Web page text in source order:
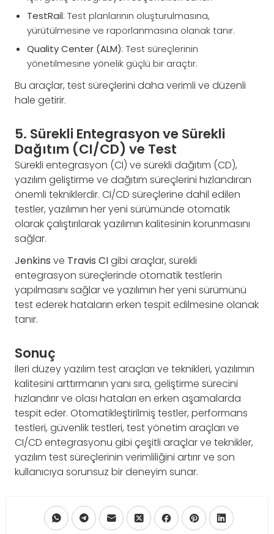
TestRail: Test planlarının oluşturulmasına,
yürütülmesine ve raporlanmasına olanak tanır.
Quality Center (ALM): Test süreçlerinin
yönetilmesine yönelik güçlü bir araçtır.
Bu araçlar, test süreçlerini daha verimli ve düzenli
hale getirir.
5. Sürekli Entegrasyon ve Sürekli
Dağıtım (CI/CD) ve Test
Sürekli entegrasyon (CI) ve sürekli dağıtım (CD),
yazılım geliştirme ve dağıtım süreçlerini hızlandıran
önemli tekniklerdir. CI/CD süreçlerine dahil edilen
testler, yazılımın her yeni sürümünde otomatik
olarak çalıştırılarak yazılımın kalitesinin korunmasını
sağlar.
Jenkins ve Travis CIgibi araçlar, sürekli
entegrasyon süreçlerinde otomatik testlerin
yapılmasını sağlar ve yazılımın her yeni sürümünü
test ederek hataların erken tespit edilmesine olanak
tanır.
Sonuç
İleri düzey yazılım test araçları ve teknikleri, yazılımın
kalitesini arttırmanın yanı sıra, geliştirme sürecini
hızlandırır ve olası hataları en erken aşamalarda
tespit eder. Otomatikleştirilmiş testler, performans
testleri, güvenlik testleri, test yönetim araçları ve
CI/CD entegrasyonu gibi çeşitli araçlar ve teknikler,
yazılım test süreçlerinin verimliliğini artırır ve son
kullanıcıya sorunsuz bir deneyim sunar.